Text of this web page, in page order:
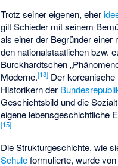
Trotz seiner eigenen, eher
gilt Schieder mit seinem
als einer der Begründer
den nationalstaatlichen bzw.
Burckhardtschen
Moderne.[13] Der
Historikern der
Geschichtsbild und die
eigene lebensgeschichtliche
[15]
Die Strukturgeschichte, wie
Schuleformulierte, wurde